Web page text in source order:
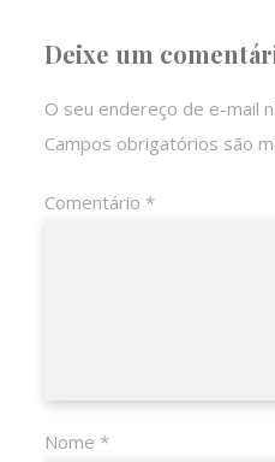
Deixe um
O seu endereço de e-mail
Campos obrigatórios são
Comentário *
Nome *